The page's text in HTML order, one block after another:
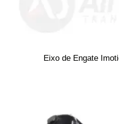
Eixo de Engate